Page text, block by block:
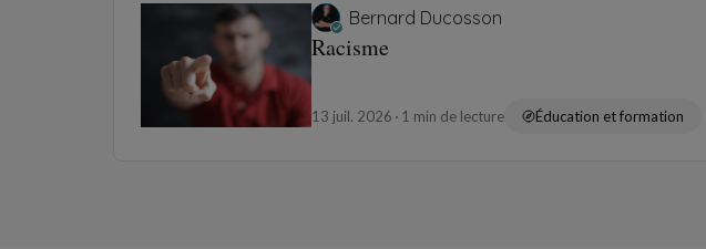
Bernard Ducosson
Racisme
13 juil. 2026 1 min de lecture Éducation et formation